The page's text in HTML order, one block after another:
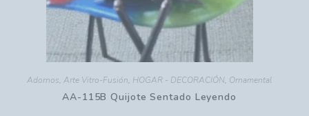
Adornos, Arte Vitro-Fusión, HOGAR - DECORACIÓN, Ornamental
AA-115B Quijote Sentado Leyendo